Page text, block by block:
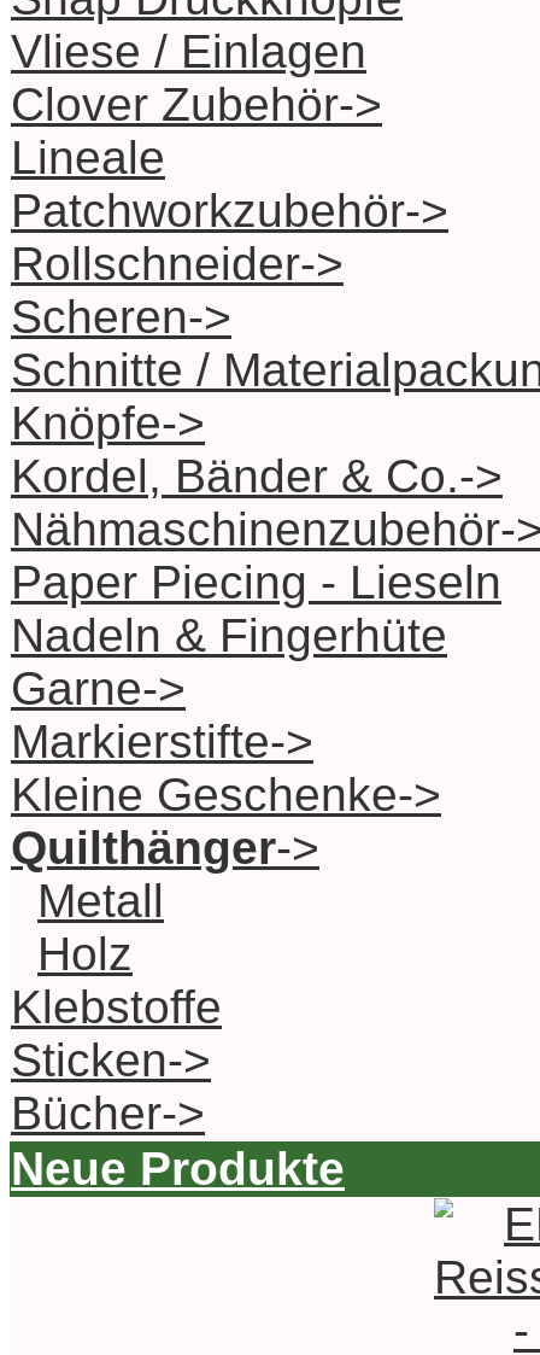
Vliese / Einlagen
Clover Zubehör->
Lineale
Patchworkzubehör->
Rollschneider->
Scheren->
Schnitte /
Knöpfe->
Kordel, Bänder & Co.->
Nähmaschinenzubehör-
Paper Piecing - Lieseln
Nadeln & Fingerhüte
Garne->
Markierstifte->
Kleine Geschenke->
Quilthänger->
Metall
Holz
Klebstoffe
Sticken->
Bücher->
Neue Produkte